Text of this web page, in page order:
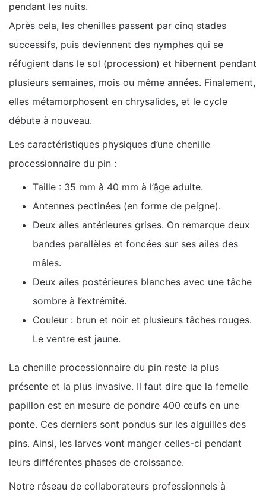
pendant les nuits.
Après cela, les chenilles passent par cinq stades
successifs, puis deviennent des nymphes qui se
réfugient dans le sol (procession) et hibernent pendant
plusieurs semaines, mois ou même années. Finalement,
elles métamorphosent en chrysalides, et le cycle
débute à nouveau.
Les caractéristiques physiques d’une chenille
processionnaire du pin :
Taille : 35 mm à 40 mm à l’âge adulte.
Antennes pectinées (en forme de peigne).
Deux ailes antérieures grises. On remarque deux
bandes parallèles et foncées sur ses ailes des
mâles.
Deux ailes postérieures blanches avec une tâche
sombre à l’extrémité.
Couleur : brun et noir et plusieurs tâches rouges.
Le ventre est jaune.
La chenille processionnaire du pin reste la plus
présente et la plus invasive. Il faut dire que la femelle
papillon est en mesure de pondre 400 œufs en une
ponte. Ces derniers sont pondus sur les aiguilles des
pins. Ainsi, les larves vont manger celles-ci pendant
leurs différentes phases de croissance.
Notre réseau de collaborateurs professionnels à